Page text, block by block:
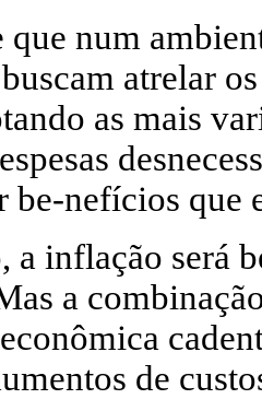
que num
atrelar
as mais
be-nefícios que
a inflação será
a
de